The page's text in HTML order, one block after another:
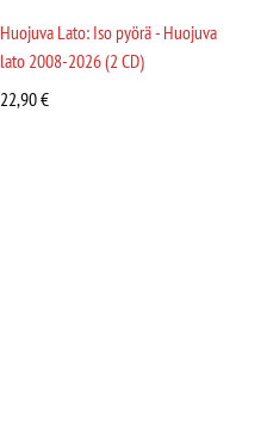
Huojuva Lato: Iso pyörä - Huojuva
lato 2008-2026 (2 CD)
22,90€